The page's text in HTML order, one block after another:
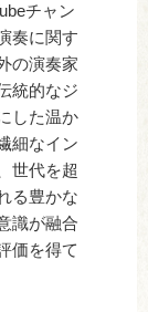
チャン
奏に関す
の演奏家
統的なジ
した温か
細なイン
世代を超
る豊かな
識が融合
価を得て